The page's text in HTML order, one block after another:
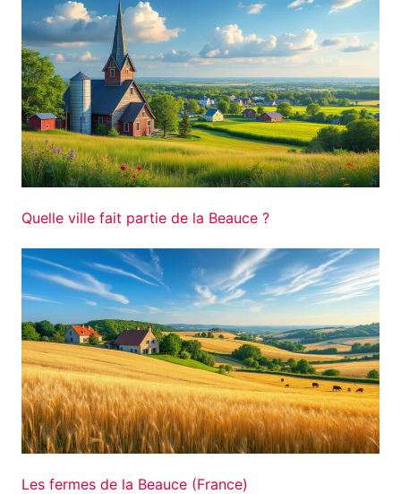
Quelle ville fait partie de la Beauce ?
Les fermes de la Beauce (France)